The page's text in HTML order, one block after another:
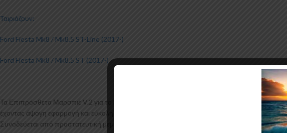
Ταιριάζουν:
Ford Fiesta Mk8 / Mk8.5 ST-Line (2017-)
Ford Fiesta Mk8 / Mk8.5 ST (2017-)
Τα Επιπρόσθετα Μαρσπιέ V.2 για το Ford Fiesta Mk8 ST / ST-Line κατασκευάζονται από
έχοντας άψογη εφαρμογή και εύκολη τοποθέτηση. Το υλικό πλαστικού που χρησιμοποιείται
Συνοδεύεται από προστατευτική μεμβράνη όπου αφαιρείται πριν την τοποθέτηση.